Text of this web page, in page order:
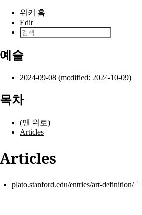
본문으로 건너뛰기
위키 홈
Edit
예술
2024-09-08 (modified: 2024-10-09)
목차
(맨 위로)
Articles
Articles
plato.stanford.edu/entries/art-definition/